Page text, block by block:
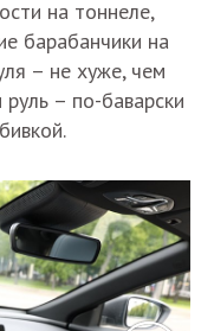
на тоннеле,
барабанчики на
– не хуже, чем
– по-баварски